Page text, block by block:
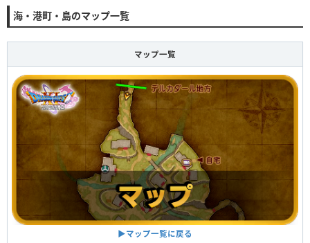
海・港町・島のマップ一覧
マップ一覧
▶マップ一覧に戻る